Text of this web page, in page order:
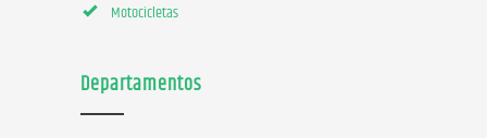
Motocicletas
Departamentos